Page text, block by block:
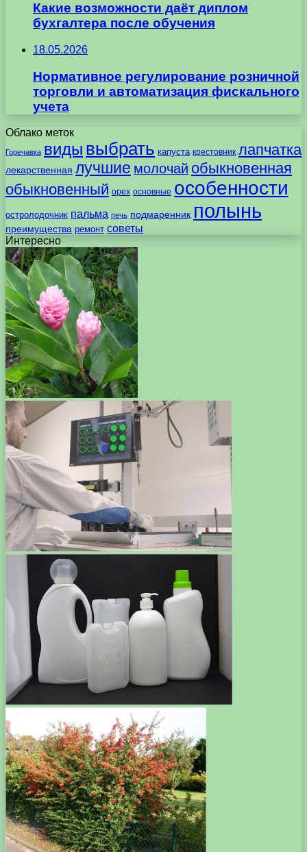
Какие возможности даёт диплом
бухгалтера после обучения
18.05.2026
Нормативное регулирование розничной
торговли и автоматизация фискального
учета
Облако меток
Горечавка виды выбрать капуста крестовник лапчатка
лекарственная лучшие молочай обыкновенная
обыкновенный орех основные особенности
остролодочник пальма печь подмаренник полынь
преимущества ремонт советы
Интересно